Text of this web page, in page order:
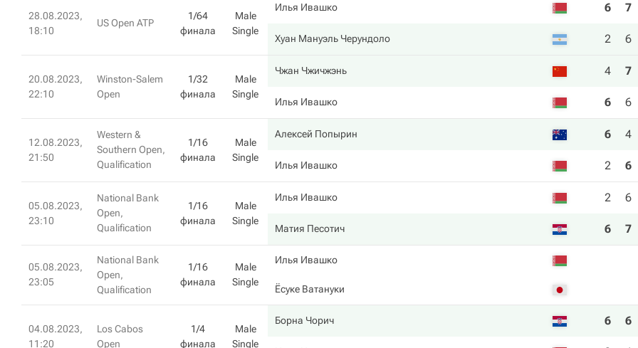
28.08.2023,
18:10
US Open ATP
1/64
финала
Male
Single
Илья Ивашко 6 7
Хуан Мануэль Черундоло 2 6
20.08.2023,
22:10
Winston-Salem
Open
1/32
финала
Male
Single
Чжан Чжичжэнь 4 7
Илья Ивашко 6 6
12.08.2023,
21:50
Western &
Southern Open,
Qualification
1/16
финала
Male
Single
Алексей Попырин 6 4
Илья Ивашко 2 6
05.08.2023,
23:10
National Bank
Open,
Qualification
1/16
финала
Male
Single
Илья Ивашко 2 6
Матия Песотич 6 7
05.08.2023,
23:05
National Bank
Open,
Qualification
1/16
финала
Male
Single
Илья Ивашко
Ёсуке Ватануки
04.08.2023,
11:20
Los Cabos
Open
1/4
финала
Male
Single
Борна Чорич 6 6